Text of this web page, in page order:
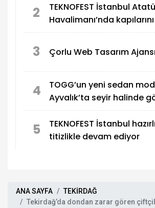
2
TEKNOFEST İstanbul
Havalimanı’nda
3 Çorlu Web Tasarım Ajansı
4
TOGG’un yeni sedan
Ayvalık’ta seyir halinde
5
TEKNOFEST İstanbul
titizlikle devam ediyor
ANA SAYFA
TEKİRDAĞ
Tekirdağ’da dondan zarar gören